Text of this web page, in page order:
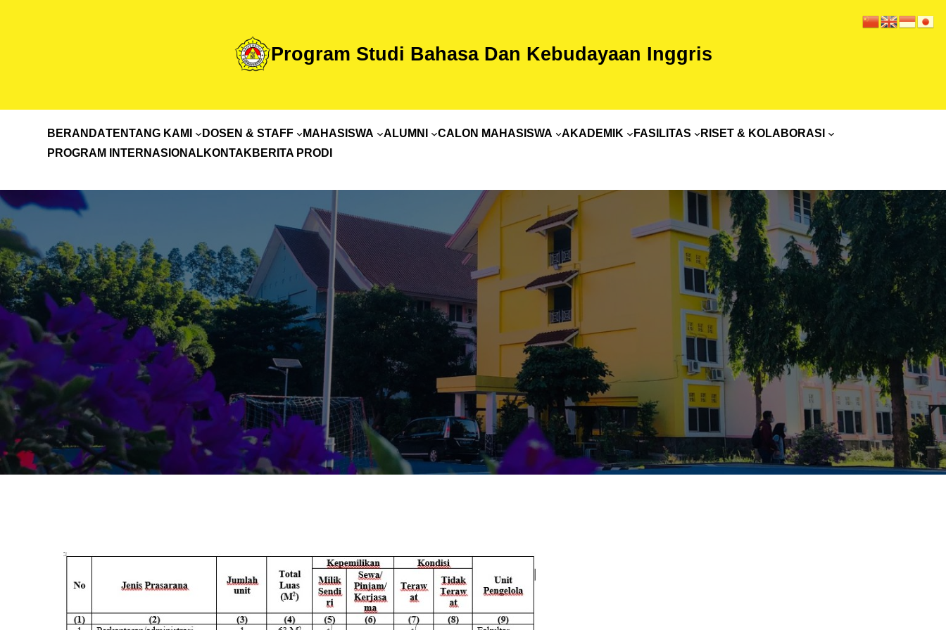
Program Studi Bahasa Dan Kebudayaan Inggris
BERANDATENTANG KAMI DOSEN & STAFF MAHASISWA ALUMNI CALON MAHASISWA AKADEMIK FASILITAS
RISET & KOLABORASI
PROGRAM INTERNASIONALKONTAK BERITA PRODI